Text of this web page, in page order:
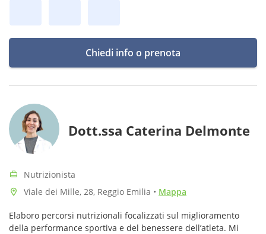
Chiedi info o prenota
Dott.ssa Caterina Delmonte
Nutrizionista
Viale dei Mille, 28, Reggio Emilia • Mappa
Elaboro percorsi nutrizionali focalizzati sul miglioramento
della performance sportiva e del benessere dell’atleta. Mi